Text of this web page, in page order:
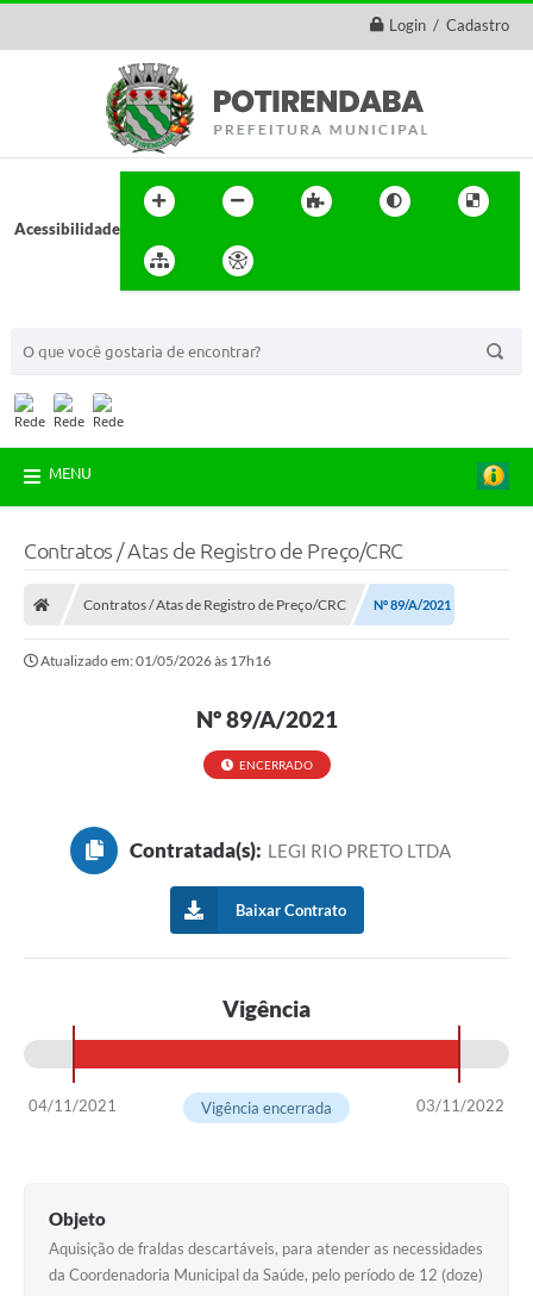
Login / Cadastro
Acessibilidade
MENU
Contratos / Atas de Registro de Preço/CRC
Contratos / Atas de Registro de Preço/CRC Nº 89/A/2021
Atualizado em: 01/05/2026 às 17h16
Nº 89/A/2021
ENCERRADO
Contratada(s): LEGI RIO PRETO LTDA
Baixar Contrato
Vigência
04/11/2021 03/11/2022
Vigência encerrada
Objeto
Aquisição de fraldas descartáveis, para atender as necessidades
da Coordenadoria Municipal da Saúde, pelo período de 12 (doze)